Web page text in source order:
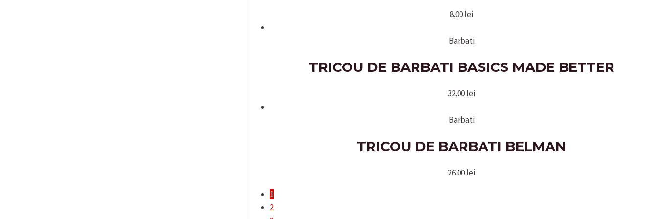
8.00lei
Barbati
TRICOU DE BARBATI BASICS MADE BETTER
32.00lei
Barbati
TRICOU DE BARBATI BELMAN
26.00lei
1
2